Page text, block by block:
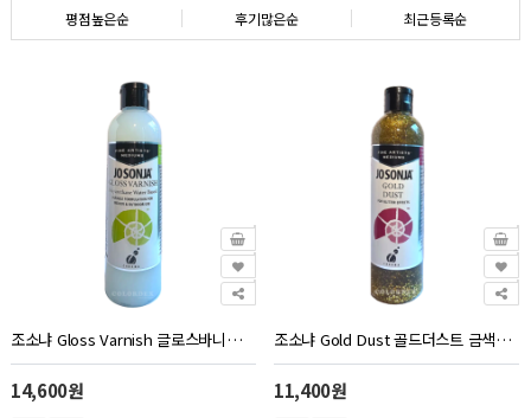
평점높은순 후기많은순 최근등록순
조소냐 Gloss Varnish 글로스바니쉬 유광마감제 250ml 조선자
14,600원
조소냐 Gold Dust 골드더스트 금색반짝이 250ml 조선자
11,400원